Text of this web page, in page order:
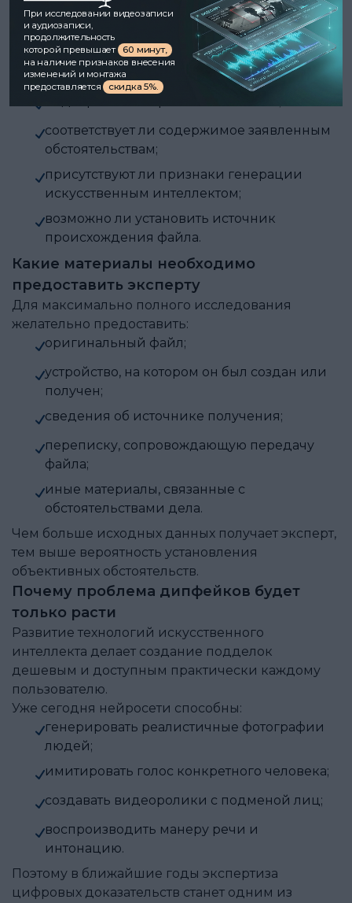
экспертиза.
Именно экспертное исследование позволяет
установить:
имеются ли признаки монтажа;
соответствует ли содержимое заявленным
обстоятельствам;
присутствуют ли признаки генерации
искусственным интеллектом;
возможно ли установить источник
происхождения файла.
Какие материалы необходимо
предоставить эксперту
Для максимально полного исследования
желательно предоставить:
оригинальный файл;
устройство, на котором он был создан или
получен;
сведения об источнике получения;
переписку, сопровождающую передачу
файла;
иные материалы, связанные с
обстоятельствами дела.
Чем больше исходных данных получает эксперт,
тем выше вероятность установления
объективных обстоятельств.
Почему проблема дипфейков будет
только расти
Развитие технологий искусственного
интеллекта делает создание подделок
дешевым и доступным практически каждому
пользователю.
Уже сегодня нейросети способны:
генерировать реалистичные фотографии
людей;
имитировать голос конкретного человека;
создавать видеоролики с подменой лиц;
воспроизводить манеру речи и
интонацию.
Поэтому в ближайшие годы экспертиза
цифровых доказательств станет одним из
При исследовании видеозаписи
и аудиозаписи,
продолжительность
которой превышает
60 минут,
на наличие признаков внесения
изменений и монтажа
предоставляется скидка 5%.